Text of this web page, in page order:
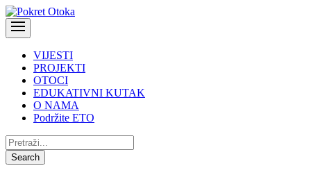
VIJESTI
PROJEKTI
OTOCI
EDUKATIVNI KUTAK
O NAMA
Podržite ETO
Pretraži:
Search